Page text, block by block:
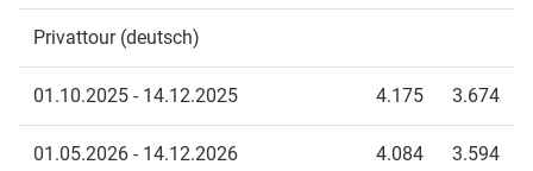
Privattour (deutsch)
01.10.2025 - 14.12.2025 4.175 3.674
01.05.2026 - 14.12.2026 4.084 3.594